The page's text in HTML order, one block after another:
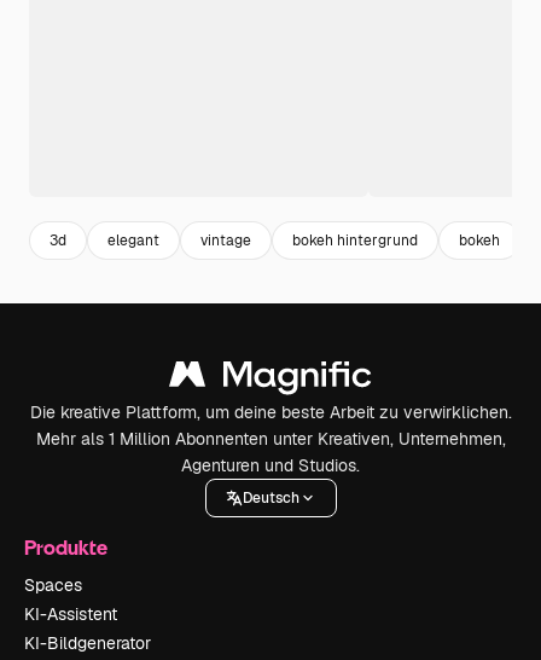
3d elegant vintage bokeh hintergrund bokeh
Die kreative Plattform, um deine beste Arbeit zu verwirklichen.
Mehr als 1 Million Abonnenten unter Kreativen, Unternehmen,
Agenturen und Studios.
Deutsch
Produkte
Spaces
KI-Assistent
KI-Bildgenerator